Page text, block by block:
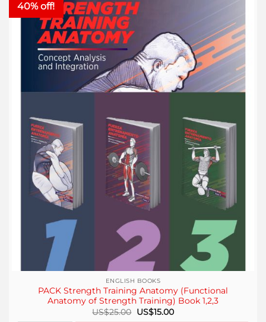
40% off!
ENGLISH BOOKS
PACK Strength Training Anatomy (Functional
Anatomy of Strength Training) Book 1,2,3
US$25.00 El
precio
US$15.00El